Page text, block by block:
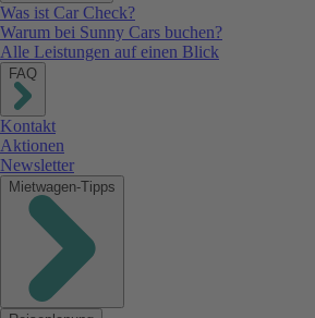
Was ist Car Check?
Warum bei Sunny Cars buchen?
Alle Leistungen auf einen Blick
FAQ
Kontakt
Aktionen
Newsletter
Mietwagen-Tipps